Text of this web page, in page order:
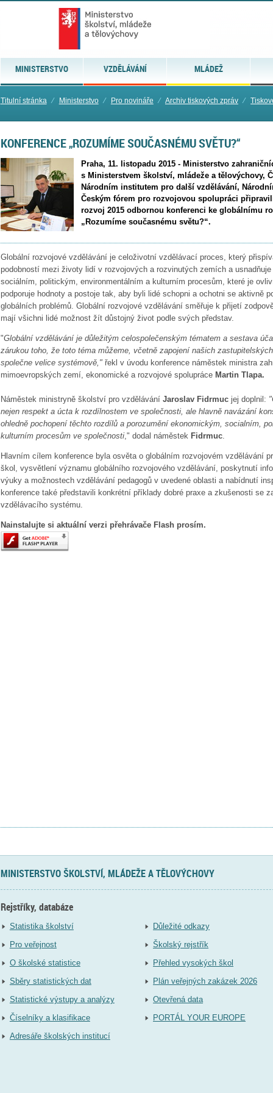
MINISTERSTVO VZDĚLÁVÁNÍ MLÁDEŽ
Titulní stránka ⁄ Ministerstvo ⁄ Pro novináře ⁄ Archiv tiskových zpráv ⁄
KONFERENCE „ROZUMÍME SOUČASNÉMU SVĚTU?“
Praha, 11. listopadu 2015 - Ministerstvo
s Ministerstvem školství, mládeže a tělovýchovy,
Národním institutem pro další vzdělávání,
Českým fórem pro rozvojovou spolupráci
rozvoj 2015 odbornou konferenci ke globálnímu
„Rozumíme současnému světu?“.
Globální rozvojové vzdělávání je celoživotní vzdělávací proces, který
podobností mezi životy lidí v rozvojových a rozvinutých zemích a
sociálním, politickým, environmentálním a kulturním procesům, které je
podporuje hodnoty a postoje tak, aby byli lidé schopni a ochotni se aktivně
globálních problémů. Globální rozvojové vzdělávání směřuje k přijetí
mají všichni lidé možnost žít důstojný život podle svých představ.
"Globální vzdělávání je důležitým celospolečenským tématem a sestava
zárukou toho, že toto téma můžeme, včetně zapojení našich
společne velice systémově,"řekl v úvodu konference náměstek ministra
mimoevropských zemí, ekonomické a rozvojové spolupráce Martin Tlapa.
Náměstek ministryně školství pro vzdělávání Jaroslav Fidrmucjej doplnil:
nejen respekt a úcta k rozdílnostem ve společnosti, ale hlavně navázání
ohledně pochopení těchto rozdílů a porozumění ekonomickým, socialním,
kulturním procesům ve společnosti," dodal náměstek Fidrmuc.
Hlavním cílem konference byla osvěta o globálním rozvojovém vzdělávání
škol, vysvětlení významu globálního rozvojového vzdělávání, poskytnutí
výuky a možnostech vzdělávání pedagogů v uvedené oblasti a nabídnutí
konference také představili konkrétní příklady dobré praxe a zkušenosti se
vzdělávacího systému.
Nainstalujte si aktuální verzi přehrávače Flash prosím.
MINISTERSTVO ŠKOLSTVÍ, MLÁDEŽE A TĚLOVÝCHOVY
Rejstříky, databáze
Statistika školství
Pro veřejnost
O školské statistice
Sběry statistických dat
Statistické výstupy a analýzy
Číselníky a klasifikace
Adresáře školských institucí
Důležité odkazy
Školský rejstřík
Přehled vysokých škol
Plán veřejných zakázek 2026
Otevřená data
PORTÁL YOUR EUROPE